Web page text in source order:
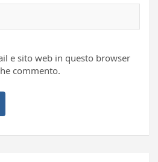
e sito web in questo browser
commento.